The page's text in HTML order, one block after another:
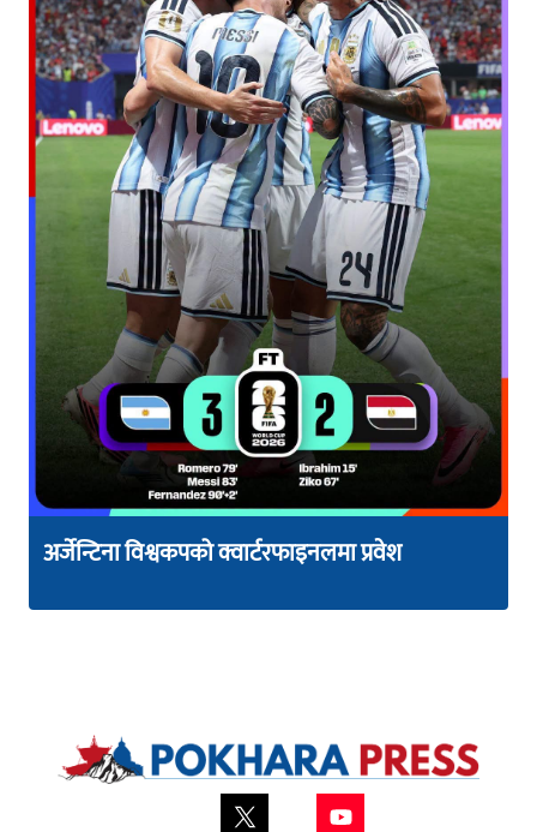
अर्जेन्टिना विश्वकपको क्वार्टरफाइनलमा प्रवेश